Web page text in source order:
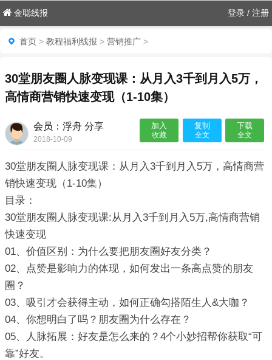
金聪线报 登录 / 注册
首页 > 教程福利线报 > 营销推广 >
30堂朋友圈人脉变现课：从月入3千到月入5万，
高情商营销快速变现（1-10集）
会员：浮舟分享
2018-10-09
加入
收藏
复制
全文
下载
全文
30堂朋友圈人脉变现课：从月入3千到月入5万，高情商营
销快速变现（1-10集）
目录：
30堂朋友圈人脉变现课:从月入3千到月入5万,高情商营销
快速变现
01、价值区别：为什么要把朋友圈好友分类？
02、点赞是影响力的体现，如何发出一条高点赞的朋友
圈？
03、吸引才会获得主动，如何正确勾搭陌生人&大咖？
04、你想明白了吗？朋友圈为什么存在？
05、人脉拓展：好友是怎么来的？4个小妙招帮你获取“可
靠”好友。